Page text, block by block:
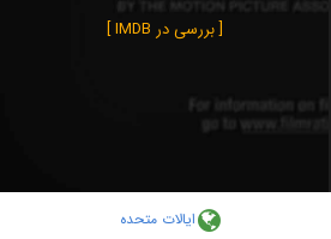
[ بررسی در IMDB ]
ایالات متحده